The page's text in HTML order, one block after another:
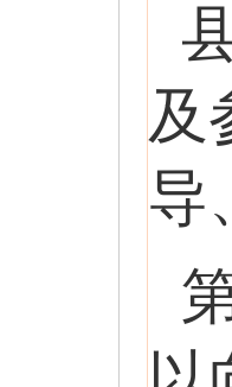
及
导